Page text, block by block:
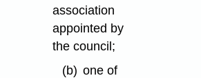
association
appointed by
the council;
(b) one of